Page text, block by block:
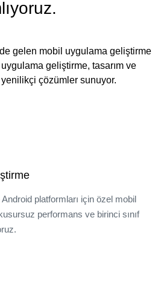
gelen mobil uygulama geliştirme
geliştirme, tasarım ve
yenilikçi çözümler sunuyor.
platformları için özel mobil
performans ve birinci sınıf